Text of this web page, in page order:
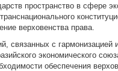
пространство в сфере
верховенства права.
связанных с
экономического
обеспечения